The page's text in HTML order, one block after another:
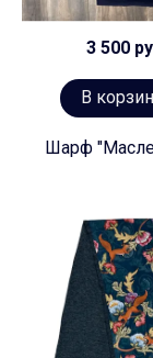
3 500
В
Шарф